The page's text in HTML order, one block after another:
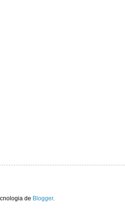
de Blogger.